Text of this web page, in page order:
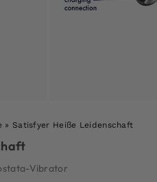
» Satisfyer Heiße Leidenschaft
Vibrator